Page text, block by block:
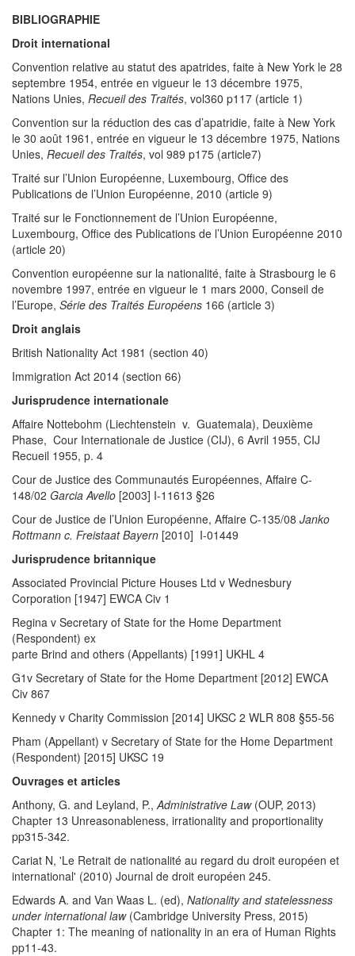
BIBLIOGRAPHIE
Droit international
Convention relative au statut des apatrides, faite à New York le 28
septembre 1954, entrée en vigueur le 13 décembre 1975,
Nations Unies, Recueil des Traités, vol360 p117 (article 1)
Convention sur la réduction des cas d’apatridie, faite à New York
le 30 août 1961, entrée en vigueur le 13 décembre 1975, Nations
Unies, Recueil des Traités, vol 989 p175 (article7)
Traité sur l’Union Européenne, Luxembourg, Office des
Publications de l’Union Européenne, 2010 (article 9)
Traité sur le Fonctionnement de l’Union Européenne,
Luxembourg, Office des Publications de l’Union Européenne 2010
(article 20)
Convention européenne sur la nationalité, faite à Strasbourg le 6
novembre 1997, entrée en vigueur le 1 mars 2000, Conseil de
l’Europe, Série des Traités Européens 166 (article 3)
Droit anglais
British Nationality Act 1981 (section 40)
Immigration Act 2014 (section 66)
Jurisprudence internationale
Affaire Nottebohm (Liechtenstein v. Guatemala), Deuxième
Phase, Cour Internationale de Justice (CIJ), 6 Avril 1955, CIJ
Recueil 1955, p. 4
Cour de Justice des Communautés Européennes, Affaire C-
148/02 Garcia Avello [2003] I-11613 §26
Cour de Justice de l’Union Européenne, Affaire C-135/08 Janko
Rottmann c. Freistaat Bayern [2010] I-01449
Jurisprudence britannique
Associated Provincial Picture Houses Ltd v Wednesbury
Corporation [1947] EWCA Civ 1
Regina v Secretary of State for the Home Department
(Respondent) ex
parte Brind and others (Appellants) [1991] UKHL 4
G1v Secretary of State for the Home Department [2012] EWCA
Civ 867
Kennedy v Charity Commission [2014] UKSC 2 WLR 808 §55-56
Pham (Appellant) v Secretary of State for the Home Department
(Respondent) [2015] UKSC 19
Ouvrages et articles
Anthony, G. and Leyland, P.,Administrative Law(OUP, 2013)
Chapter 13 Unreasonableness, irrationality and proportionality
pp315-342.
Cariat N, 'Le Retrait de nationalité au regard du droit européen et
international' (2010) Journal de droit européen 245.
Edwards A. and Van Waas L. (ed), Nationality and statelessness
under international law(Cambridge University Press, 2015)
Chapter 1: The meaning of nationality in an era of Human Rights
pp11-43.